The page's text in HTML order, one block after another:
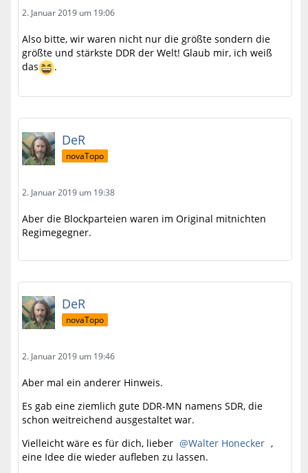
2. Januar 2019 um 19:06
Also bitte, wir waren nicht nur die größte sondern die
größte und stärkste DDR der Welt! Glaub mir, ich weiß
das
.
DeR
novaTopo
2. Januar 2019 um 19:38
Aber die Blockparteien waren im Original mitnichten
Regimegegner.
DeR
novaTopo
2. Januar 2019 um 19:46
Aber mal ein anderer Hinweis.
Es gab eine ziemlich gute DDR-MN namens SDR, die
schon weitreichend ausgestaltet war.
Vielleicht wäre es für dich, lieber
Walter Honecker ,
eine Idee die wieder aufleben zu lassen.